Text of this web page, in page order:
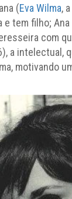
(Eva Wilma,
e tem filho; Ana
com
a intelectual,
motivando